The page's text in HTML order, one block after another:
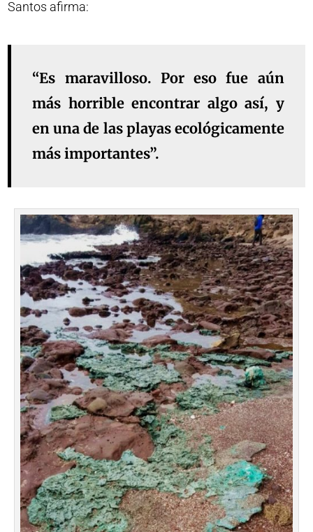
Santos afirma:
“Es maravilloso. Por eso fue aún
más horrible encontrar algo así, y
en una de las playas ecológicamente
más importantes”.